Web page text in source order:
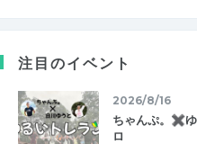
注目のイベント
2026/8/16
ちゃんぷ。✖
ロ